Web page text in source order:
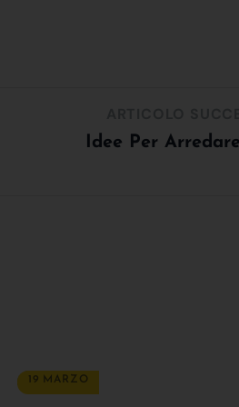
Idee Per
19 MARZO